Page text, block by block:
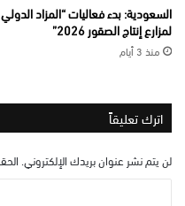
السعودية: بدء فعاليات “المزاد الدولي
لمزارع إنتاج الصقور 2026”
منذ 3 أيام
اترك تعليقاً
لن يتم نشر عنوان بريدك الإلكتروني.